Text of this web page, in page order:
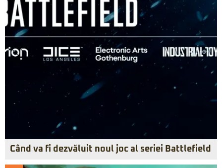
Când va fi dezvăluit noul joc al seriei Battlefield